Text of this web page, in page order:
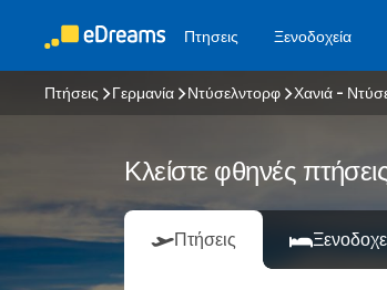
Πτησεις Ξενοδοχεία
Πτήσεις Γερμανία Ντύσελντορφ Χανιά -
Κλείστε φθηνές
Πτήσεις